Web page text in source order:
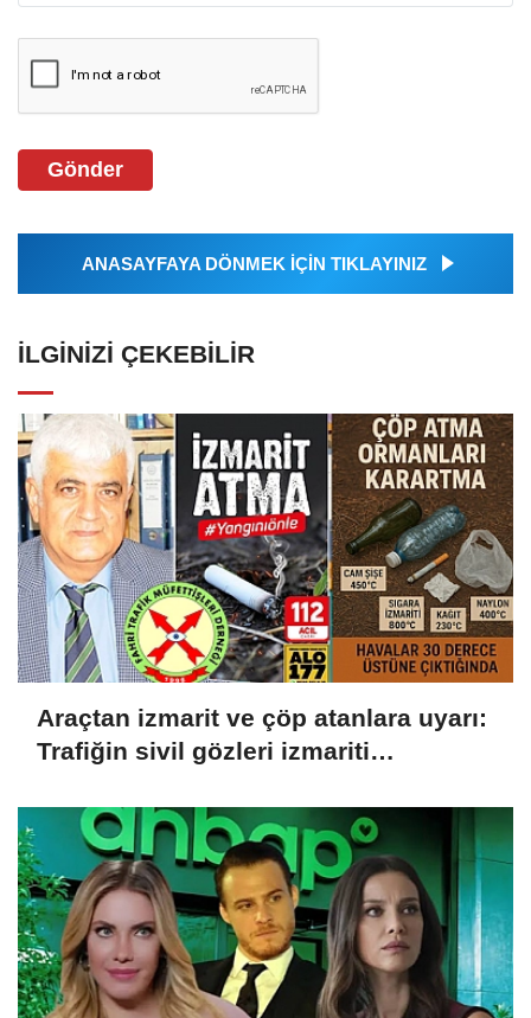
Gönder
ANASAYFAYA DÖNMEK İÇİN TIKLAYINIZ
İLGINIZI ÇEKEBILIR
Araçtan izmarit ve çöp atanlara uyarı:
Trafiğin sivil gözleri izmariti